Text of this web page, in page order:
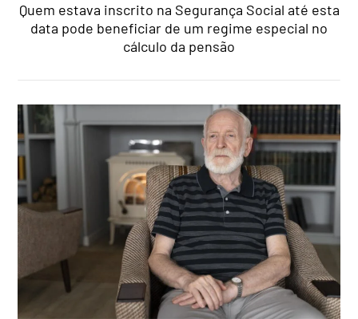
Quem estava inscrito na Segurança Social até esta
data pode beneficiar de um regime especial no
cálculo da pensão